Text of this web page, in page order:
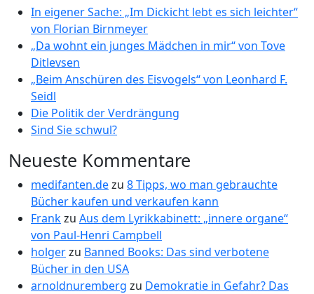
In eigener Sache: „Im Dickicht lebt es sich leichter“
von Florian Birnmeyer
„Da wohnt ein junges Mädchen in mir“ von Tove
Ditlevsen
„Beim Anschüren des Eisvogels“ von Leonhard F.
Seidl
Die Politik der Verdrängung
Sind Sie schwul?
Neueste Kommentare
medifanten.dezu 8 Tipps, wo man gebrauchte
Bücher kaufen und verkaufen kann
Frankzu Aus dem Lyrikkabinett: „innere organe“
von Paul-Henri Campbell
holgerzu Banned Books: Das sind verbotene
Bücher in den USA
arnoldnuremberg zu Demokratie in Gefahr? Das